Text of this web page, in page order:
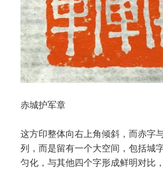
赤城护军章
这方印整体向右上角倾斜，而赤字
列，而是留有一个大空间，包括城
匀化，与其他四个字形成鲜明对比